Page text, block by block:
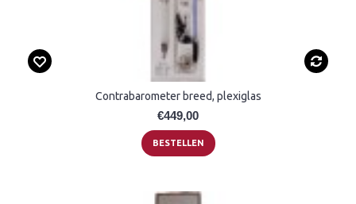
Contrabarometer breed, plexiglas
€449,00
BESTELLEN